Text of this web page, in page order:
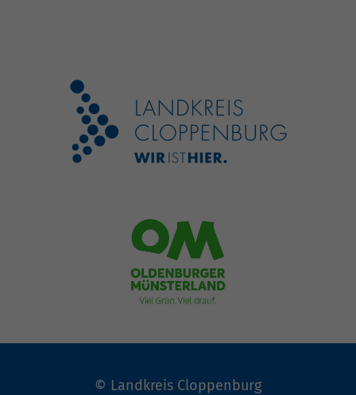
© Landkreis Cloppenburg